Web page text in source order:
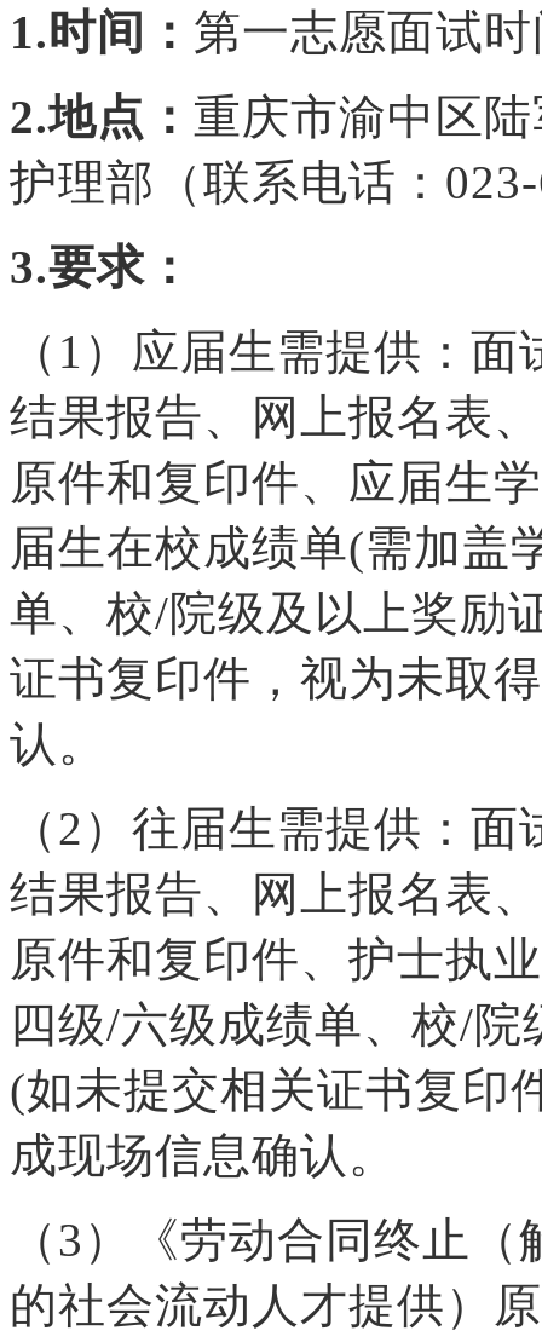
1.时间： 第一志愿面试
2.地点： 重庆市渝中区
护理部（联系电话：
3.要求：
（1）应届生需提供：
结果报告、网上报名表
原件和复印件、应届生
届生在校成绩单(需加盖
单、校/院级及以上奖励
证书复印件，视为未取
认。
（2）往届生需提供：
结果报告、网上报名表
原件和复印件、护士执
四级/六级成绩单、校/
(如未提交相关证书复印
成现场信息确认。
（3）《劳动合同终止
的社会流动人才提供）